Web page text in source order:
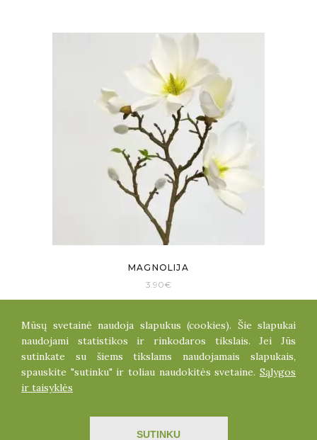
MAGNOLIJA
3.90€
Visos teisės saugomos dirbtinegele.lt
Mūsų svetainė naudoja slapukus (cookies). Šie slapukai
naudojami statistikos ir rinkodaros tikslais. Jei Jūs
sutinkate su šiems tikslams naudojamais slapukais,
spauskite "sutinku" ir toliau naudokitės svetaine. Sąlygos
ir taisyklės
SUTINKU